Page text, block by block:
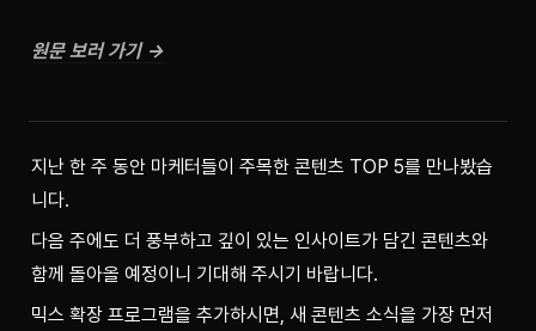
원문 보러 가기 →
지난 한 주 동안 마케터들이 주목한 콘텐츠 TOP 5를 만나봤습
니다.
다음 주에도 더 풍부하고 깊이 있는 인사이트가 담긴 콘텐츠와
함께 돌아올 예정이니 기대해 주시기 바랍니다.
믹스 확장 프로그램을 추가하시면, 새 콘텐츠 소식을 가장 먼저